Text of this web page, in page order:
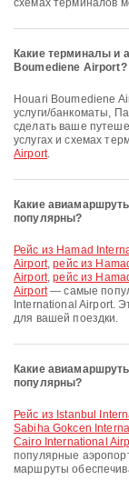
схемах терминалов
Какие терминалы и
Boumediene Airport?
Houari Boumediene Airport предлагает Зона ожидания, Банковские
услуги/банкоматы,
сделать ваше
услугах и схемах
Airport.
Какие
популярны?
рейс из Hamad International Airport в Hazrat Shahjalal International
Airport,рейс из
Airport,рейс из
Airport— самые
International Airport.
для вашей поездки.
Какие
популярны?
рейс из Istanbul
Sabiha Gokcen
Cairo International
популярные
маршруты